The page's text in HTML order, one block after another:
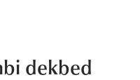
dekbed